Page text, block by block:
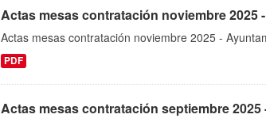
Actas mesas contratación noviembre 2025
Actas mesas contratación noviembre 2025 -
PDF
Actas mesas contratación septiembre